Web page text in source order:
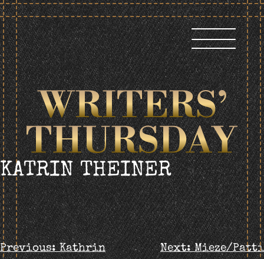
Skip
to
content
KATRIN THEINER
BEITRAGS-
Previous: Kathrin
Next: Mieze/Patti